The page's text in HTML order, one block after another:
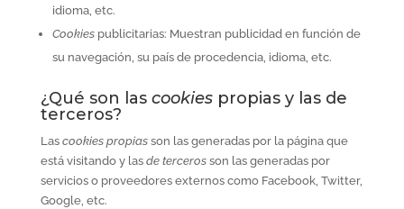
idioma, etc.
Cookiespublicitarias: Muestran publicidad en función de
su navegación, su país de procedencia, idioma, etc.
¿Qué son las cookiespropias y las de
terceros?
Las cookies propiasson las generadas por la página que
está visitando y las de tercerosson las generadas por
servicios o proveedores externos como Facebook, Twitter,
Google, etc.